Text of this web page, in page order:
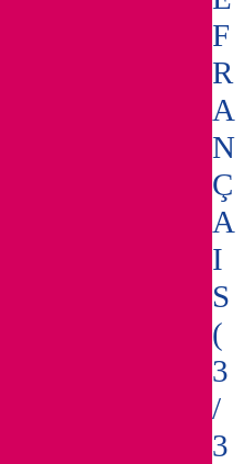
F
R
A
N
Ç
A
I
S
(
3
/
3